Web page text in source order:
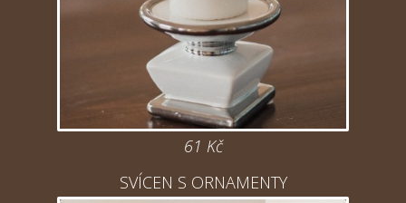
61 Kč
SVÍCEN S ORNAMENTY